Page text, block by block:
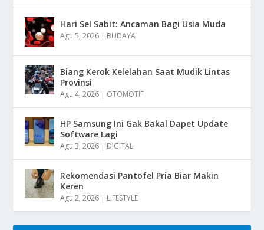
Hari Sel Sabit: Ancaman Bagi Usia Muda
Agu 5, 2026 | BUDAYA
Biang Kerok Kelelahan Saat Mudik Lintas
Provinsi
Agu 4, 2026 | OTOMOTIF
HP Samsung Ini Gak Bakal Dapet Update
Software Lagi
Agu 3, 2026 | DIGITAL
Rekomendasi Pantofel Pria Biar Makin
Keren
Agu 2, 2026 | LIFESTYLE